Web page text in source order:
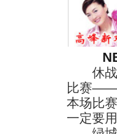
休战
比赛
本场比
一定要